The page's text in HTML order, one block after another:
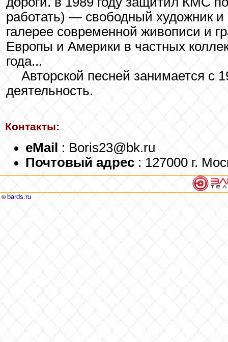
работать) — свободный художник
галерее современной живописи и
Европы и Америки в частных
года...
Авторской песней занимается с
деятельность.
Контакты:
eMail : Boris23@bk.ru
Почтовый адрес : 127000 г.
© bards.ru